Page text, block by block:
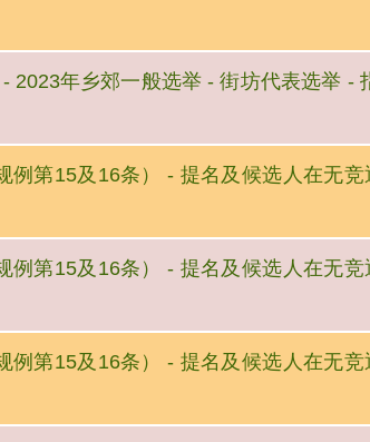
2023年乡郊一般选举 - 街坊代表选举 -
例第15及16条） - 提名及候选人在无
例第15及16条） - 提名及候选人在无
例第15及16条） - 提名及候选人在无